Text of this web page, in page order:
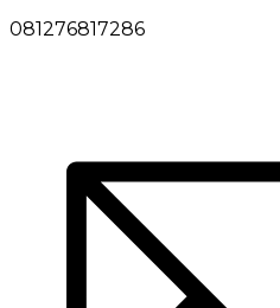
081276817286